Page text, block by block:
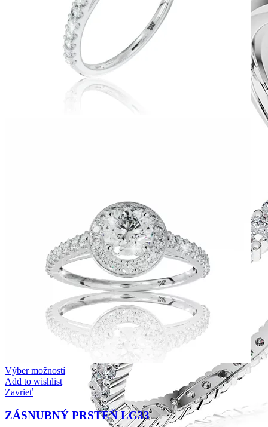
Výber možností
Add to wishlist
Zavrieť
ZÁSNUBNÝ PRSTEŇ LG33